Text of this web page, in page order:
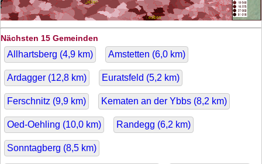
Nächsten 15 Gemeinden
Allhartsberg (4,9 km) Amstetten (6,0 km)
Ardagger (12,8 km) Euratsfeld (5,2 km)
Ferschnitz (9,9 km) Kematen an der Ybbs (8,2 km)
Oed-Oehling (10,0 km) Randegg (6,2 km)
Sonntagberg (8,5 km)